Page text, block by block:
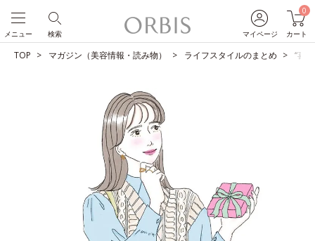
マイページ
0
カート
検索
メニュー
TOP マガジン（美容情報・読み物） ライフスタイルのまとめ “喜